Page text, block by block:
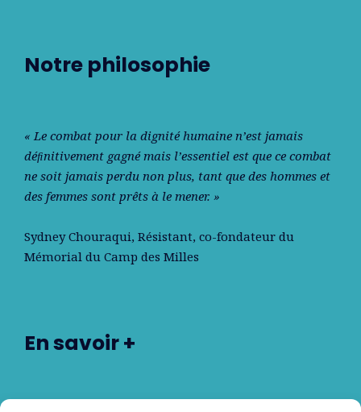
Notre philosophie
« Le combat pour la dignité humaine n’est jamais
déﬁnitivement gagné mais l’essentiel est que ce combat
ne soit jamais perdu non plus, tant que des hommes et
des femmes sont prêts à le mener. »
Sydney Chouraqui, Résistant, co-fondateur du
Mémorial du Camp des Milles
En savoir +